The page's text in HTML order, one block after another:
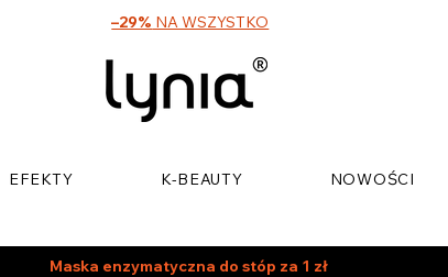
–29% NA WSZYSTKO
EFEKTY K-BEAUTY NOWOŚCI
Maska enzymatyczna do stóp za 1 zł